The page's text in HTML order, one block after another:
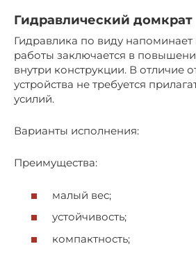
Гидравлический домкрат
Гидравлика по виду
работы заключается в
внутри конструкции. В отличие
устройства не требуется
усилий.
Варианты исполнения:
Преимущества:
малый вес;
устойчивость;
компактность;